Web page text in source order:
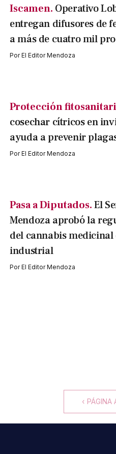
Iscamen. Operativo
entregan difusores de
a más de cuatro mil
PorEl Editor Mendoza
Protección
cosechar cítricos en
ayuda a prevenir
PorEl Editor Mendoza
Pasa a Diputados.El
Mendoza aprobó la
del cannabis medicinal
industrial
PorEl Editor Mendoza
‹ PÁGINA